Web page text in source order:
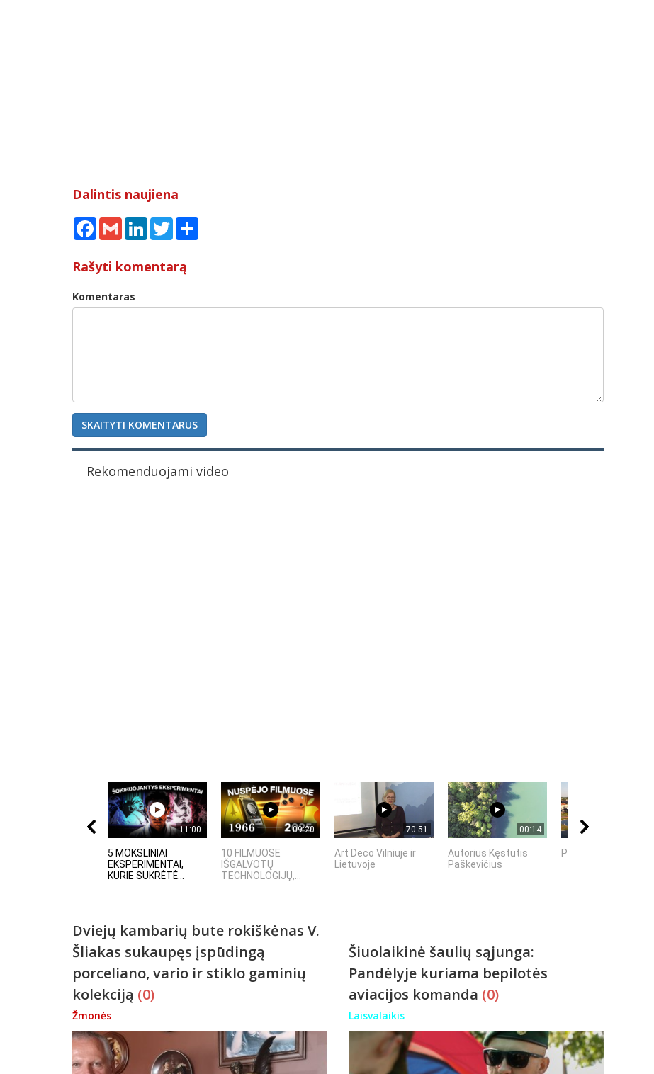
Dalintis naujiena
FacebookGmail LinkedInTwitter
Rašyti komentarą
Komentaras
SKAITYTI KOMENTARUS
Rekomenduojami video
11:00
5 MOKSLINIAI
EKSPERIMENTAI,
KURIE SUKRĖTĖ...
09:20
10 FILMUOSE
IŠGALVOTŲ
TECHNOLOGIJŲ,...
70:51
Art Deco Vilniuje ir
Lietuvoje
00:14
Autorius Kęstutis
Paškevičius
Panevėžys | Senvagė
Dviejų kambarių bute rokiškėnas V.
Šliakas sukaupęs įspūdingą
porceliano, vario ir stiklo gaminių
kolekciją (0)
Žmonės
Šiuolaikinė šaulių sąjunga:
Pandėlyje kuriama bepilotės
aviacijos komanda (0)
Laisvalaikis